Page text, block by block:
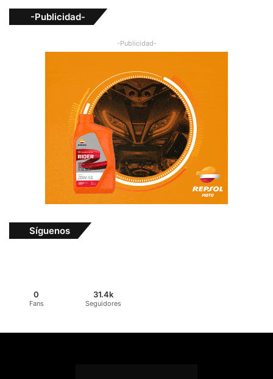
-Publicidad-
-Publicidad-
Síguenos
0
Fans
31.4k
Seguidores